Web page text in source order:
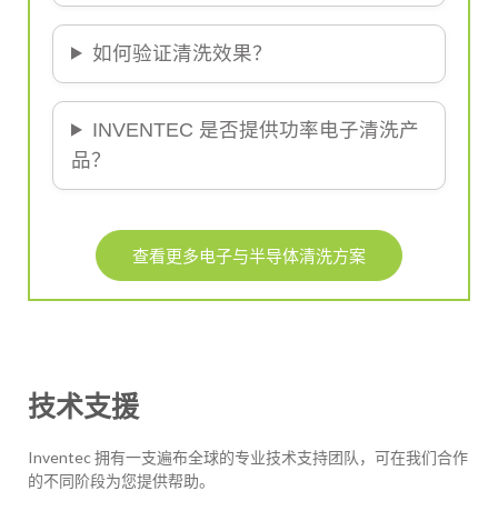
如何验证清洗效果？
INVENTEC 是否提供功率电子清洗产
品？
查看更多电子与半导体清洗方案
技术支援
Inventec 拥有一支遍布全球的专业技术支持团队，可在我们合作
的不同阶段为您提供帮助。